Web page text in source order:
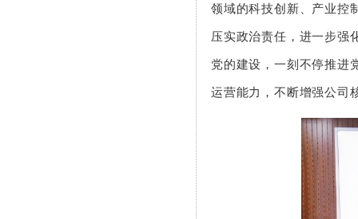
领域的科技创新、产业控
压实政治责任，进一步强
党的建设，一刻不停推进
运营能力，不断增强公司